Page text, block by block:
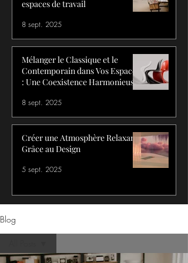
espaces de travail
8 sept. 2025
Mélanger le Classique et le
Contemporain dans Vos Espaces
: Une Coexistence Harmonieuse
8 sept. 2025
Créer une Atmosphère Relaxante
Grâce au Design
5 sept. 2025
Blog